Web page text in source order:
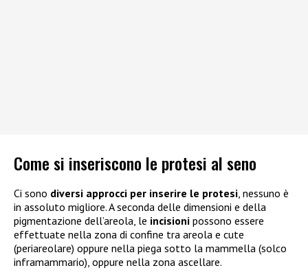
Come si inseriscono le protesi al seno
Ci sono diversi approcci per inserire le protesi , nessuno è
in assoluto migliore. A seconda delle dimensioni e della
pigmentazione dell’areola, le incisioni possono essere
effettuate nella zona di confine tra areola e cute
(periareolare) oppure nella piega sotto la mammella (solco
inframammario), oppure nella zona ascellare.